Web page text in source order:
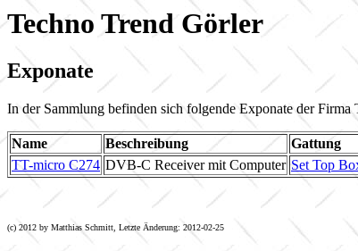
Techno Trend Görler
Exponate
In der Sammlung befinden sich folgende Exponate der Firma
Name Beschreibung
Gattung
TT-micro C274 DVB-C Receiver mit Computer Set Top
(c) 2012 by Matthias Schmitt, Letzte Änderung: 2012-02-25